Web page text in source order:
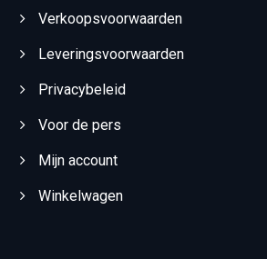
Verkoopsvoorwaarden
Leveringsvoorwaarden
Privacybeleid
Voor de pers
Mijn account
Winkelwagen